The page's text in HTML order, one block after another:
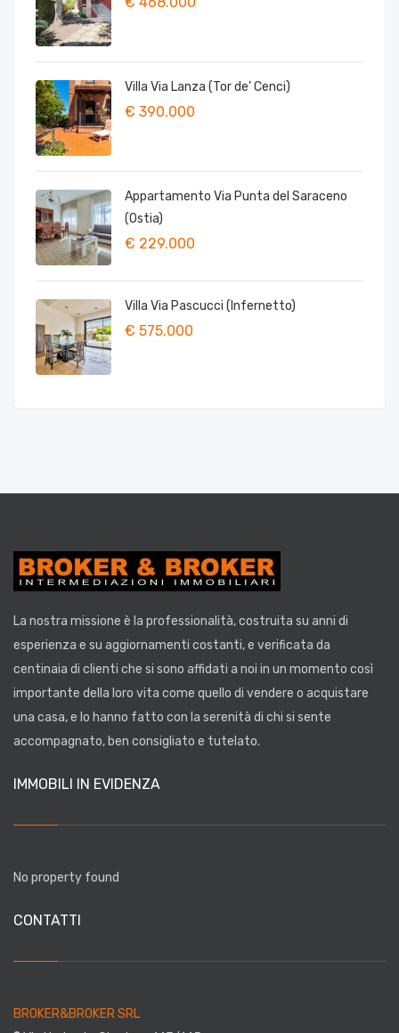
Villa Via Lanza (Tor de’ Cenci)
€ 390.000
Appartamento Via Punta del Saraceno
(Ostia)
€ 229.000
Villa Via Pascucci (Infernetto)
€ 575.000
La nostra missione è la professionalità, costruita su anni di
esperienza e su aggiornamenti costanti, e verificata da
centinaia di clienti che si sono affidati a noi in un momento così
importante della loro vita come quello di vendere o acquistare
una casa, e lo hanno fatto con la serenità di chi si sente
accompagnato, ben consigliato e tutelato.
IMMOBILI IN EVIDENZA
No property found
CONTATTI
BROKER&BROKER SRL